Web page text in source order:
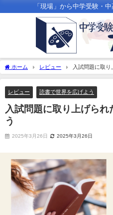
「現場」から中学受験・
ホーム レビュー 入試問題に取
レビュー 読書で世界を広げよう
入試問題に取り上げられ
う
2025年3月26日 2025年3月26日